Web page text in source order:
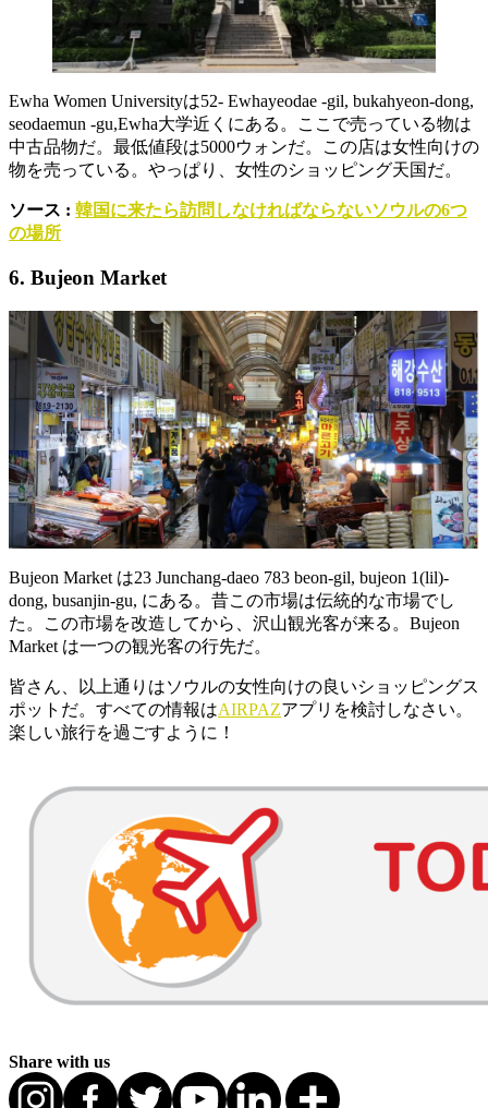
Ewha Women Universityは52- Ewhayeodae -gil, bukahyeon-dong,
seodaemun -gu,Ewha大学近くにある。ここで売っている物は
中古品物だ。最低値段は5000ウォンだ。この店は女性向けの
物を売っている。やっぱり、女性のショッピング天国だ。
ソース : 韓国に来たら訪問しなければならないソウルの6つ
の場所
6. Bujeon Market
Bujeon Market は23 Junchang-daeo 783 beon-gil, bujeon 1(lil)-
dong, busanjin-gu, にある。昔この市場は伝統的な市場でし
た。この市場を改造してから、沢山観光客が来る。Bujeon
Market は一つの観光客の行先だ。
皆さん、以上通りはソウルの女性向けの良いショッピングス
ポットだ。すべての情報はAIRPAZアプリを検討しなさい。
楽しい旅行を過ごすように！
Share with us